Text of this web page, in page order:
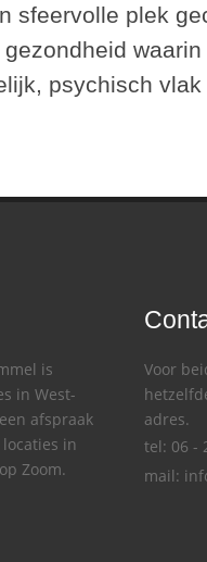
sfeervolle plek
psychisch
is
in West-
afspraak
in
Zoom.
Voor
adres.
tel: 06 -
mail: